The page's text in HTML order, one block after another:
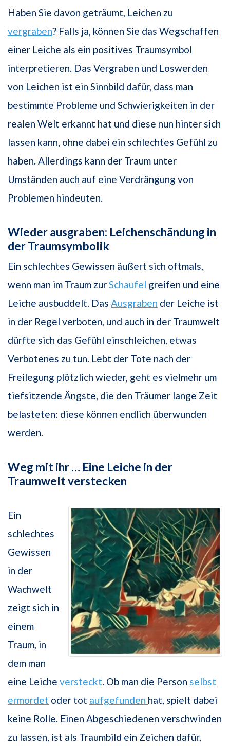
Haben Sie davon geträumt, Leichen zu
vergraben? Falls ja, können Sie das Wegschaffen
einer Leiche als ein positives Traumsymbol
interpretieren. Das Vergraben und Loswerden
von Leichen ist ein Sinnbild dafür, dass man
bestimmte Probleme und Schwierigkeiten in der
realen Welt erkannt hat und diese nun hinter sich
lassen kann, ohne dabei ein schlechtes Gefühl zu
haben. Allerdings kann der Traum unter
Umständen auch auf eine Verdrängung von
Problemen hindeuten.
Wieder ausgraben: Leichenschändung in
der Traumsymbolik
Ein schlechtes Gewissen äußert sich oftmals,
wenn man im Traum zurSchaufel greifen und eine
Leiche ausbuddelt. Das Ausgraben der Leiche ist
in der Regel verboten, und auch in der Traumwelt
dürfte sich das Gefühl einschleichen, etwas
Verbotenes zu tun. Lebt der Tote nach der
Freilegung plötzlich wieder, geht es vielmehr um
tiefsitzende Ängste, die den Träumer lange Zeit
belasteten: diese können endlich überwunden
werden.
Weg mit ihr … Eine Leiche in der
Traumwelt verstecken
Ein
schlechtes
Gewissen
in der
Wachwelt
zeigt sich in
einem
Traum, in
dem man
eine Leiche versteckt. Ob man die Person selbst
ermordet oder tot aufgefunden hat, spielt dabei
keine Rolle. Einen Abgeschiedenen verschwinden
zu lassen, ist als Traumbild ein Zeichen dafür,